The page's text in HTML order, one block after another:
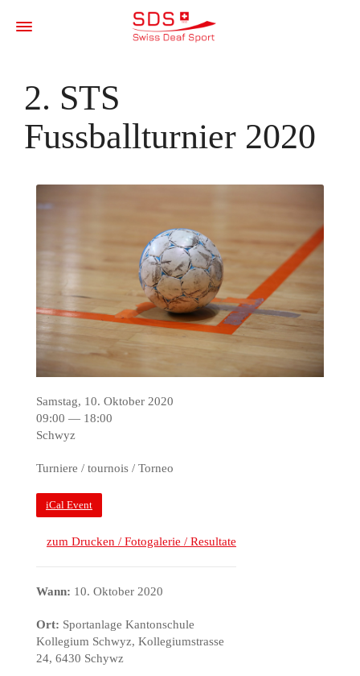
2. STS
Fussballturnier 2020
zum Drucken / Fotogalerie / Resultate
Wann: 10. Oktober 2020
Ort: Sportanlage Kantonschule
Kollegium Schwyz, Kollegiumstrasse
24, 6430 Schywz
Samstag, 10. Oktober 2020
09:00 — 18:00
Schwyz
Turniere / tournois / Torneo
iCal Event